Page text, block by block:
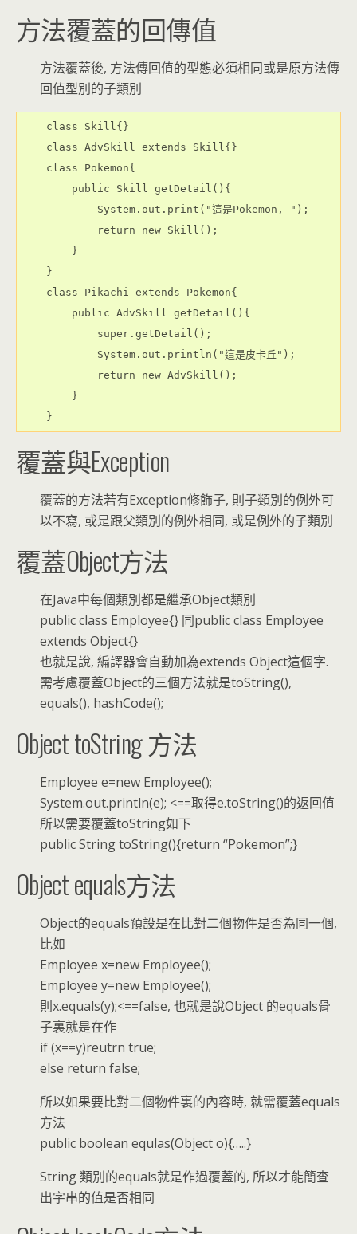
方法覆蓋的回傳值
方法覆蓋後, 方法傳回值的型態必須相同或是原方法傳
回值型別的子類別
    class Skill{}
    class AdvSkill extends Skill{}
    class Pokemon{
        public Skill getDetail(){
            System.out.print("這是Pokemon, ");
            return new Skill();
        }
    }
    class Pikachi extends Pokemon{
        public AdvSkill getDetail(){
            super.getDetail();
            System.out.println("這是皮卡丘");
            return new AdvSkill();
        }
覆蓋與Exception
覆蓋的方法若有Exception修飾子, 則子類別的例外可
以不寫, 或是跟父類別的例外相同, 或是例外的子類別
覆蓋Object方法
在Java中每個類別都是繼承Object類別
public class Employee{} 同public class Employee
extends Object{}
也就是說, 編譯器會自動加為extends Object這個字.
需考慮覆蓋Object的三個方法就是toString(),
equals(), hashCode();
Object toString 方法
Employee e=new Employee();
System.out.println(e); <==取得e.toString()的返回值
所以需要覆蓋toString如下
public String toString(){return “Pokemon”;}
Object equals方法
Object的equals預設是在比對二個物件是否為同一個,
比如
Employee x=new Employee();
Employee y=new Employee();
則x.equals(y);<==false, 也就是說Object 的equals骨
子裏就是在作
if (x==y)reutrn true;
else return false;
所以如果要比對二個物件裏的內容時, 就需覆蓋equals
方法
public boolean equlas(Object o){…..}
String 類別的equals就是作過覆蓋的, 所以才能簡查
出字串的值是否相同